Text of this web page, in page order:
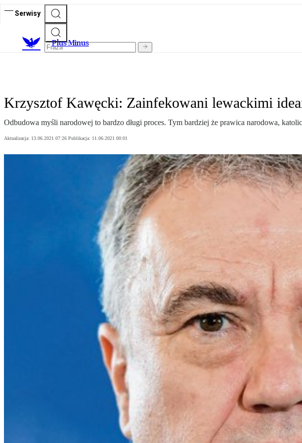
Serwisy
Plus Minus
Krzysztof Kawęcki: Zainfekowani lewackimi
Odbudowa myśli narodowej to bardzo długi proces. Tym bardziej że prawica narodowa,
Aktualizacja: 13.06.2021 07:26 Publikacja: 11.06.2021 00:01